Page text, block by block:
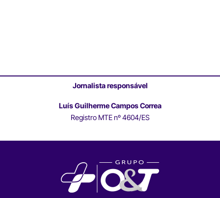
Jornalista responsável
Luís Guilherme Campos Correa
Registro MTE nº 4604/ES